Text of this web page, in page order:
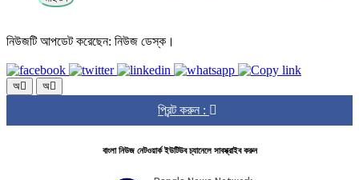
নিউজটি আপডেট করেছেন: নিউজ ডেস্ক।
অ অ
প্রিন্ট করুন :
বাংলা নিউজ নেটওয়ার্ক ইউটিউব চ্যানেলে সাবস্ক্রাইব করুন